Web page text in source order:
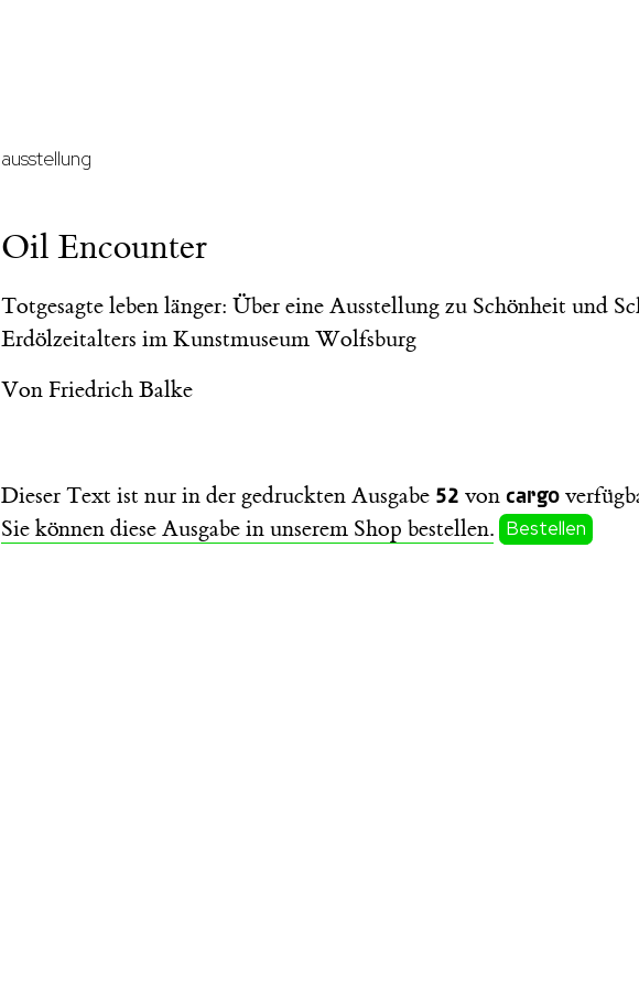
ausstellung
Oil Encounter
Totgesagte leben länger: Über eine Ausstellung zu Schönheit und
Erdölzeitalters im Kunstmuseum Wolfsburg
Von Friedrich Balke
Dieser Text ist nur in der gedruckten Ausgabe 52 von cargo
Sie können diese Ausgabe in unserem Shop bestellen. Bestellen